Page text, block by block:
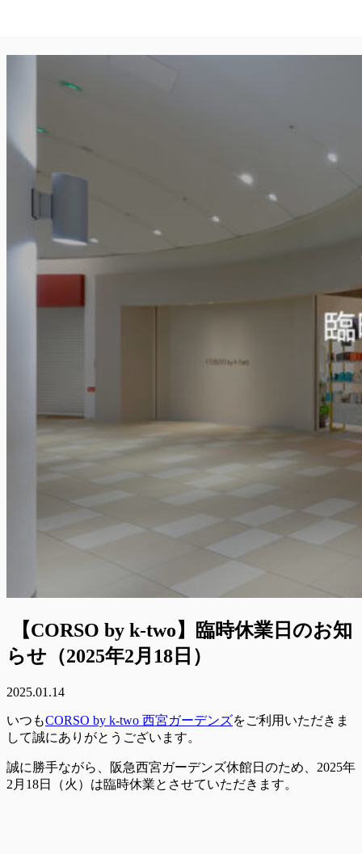
【CORSO by k-two】臨時休業日のお知
らせ（2025年2月18日）
2025.01.14
いつもCORSO by k-two 西宮ガーデンズをご利用いただきま
して誠にありがとうございます。
誠に勝手ながら、阪急西宮ガーデンズ休館日のため、2025年
2月18日（火）は臨時休業とさせていただきます。